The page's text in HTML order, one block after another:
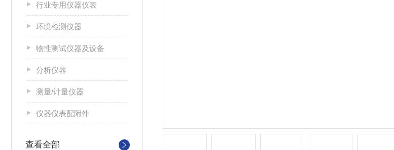
行业专用仪器仪表
环境检测仪器
物性测试仪器及设备
分析仪器
测量/计量仪器
仪器仪表配附件
查看全部